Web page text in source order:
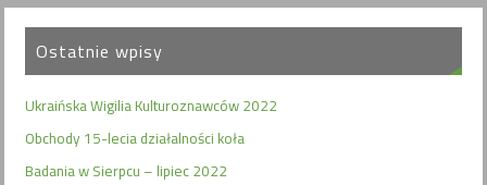
Ostatnie wpisy
Ukraińska Wigilia Kulturoznawców 2022
Obchody 15-lecia działalności koła
Badania w Sierpcu – lipiec 2022